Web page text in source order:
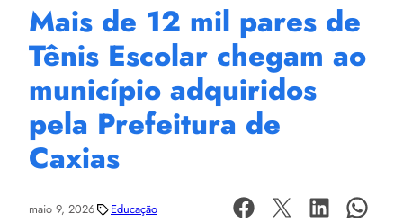
Mais de 12 mil pares de
Tênis Escolar chegam ao
município adquiridos
pela Prefeitura de
Caxias
maio 9, 2026 Educação